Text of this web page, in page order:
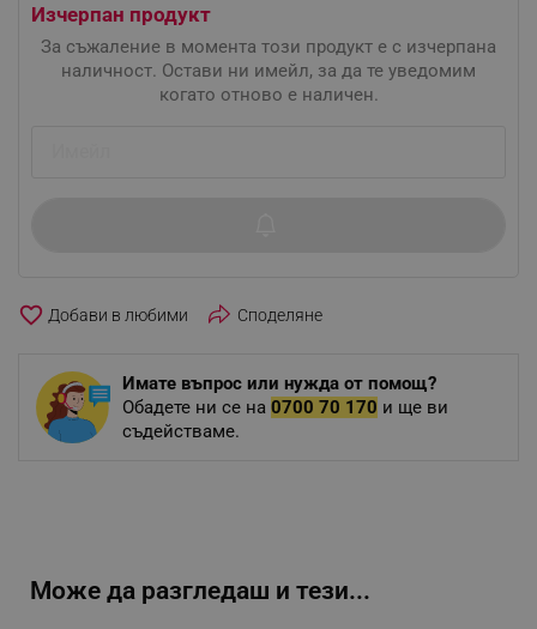
Изчерпан продукт
За съжаление в момента този продукт е с изчерпана
наличност. Остави ни имейл, за да те уведомим
когато отново е наличен.
favorite_border Споделяне
Имате въпрос или нужда от помощ?
Обадете ни се на 0700 70 170 и ще ви
съдействаме.
Може да разгледаш и тези...